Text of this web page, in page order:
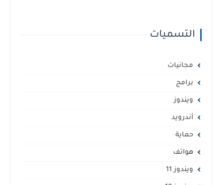
التسميات
مجانيات
برامج
ويندوز
أندرويد
حماية
هواتف
ويندوز 11